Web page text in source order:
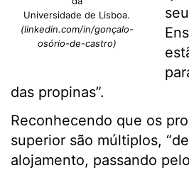
Universidade de Lisboa.
(linkedin.com/in/gonçalo-
osório-de-castro)
das propinas”.
Reconhecendo que os
superior são múltiplos,
alojamento, passando